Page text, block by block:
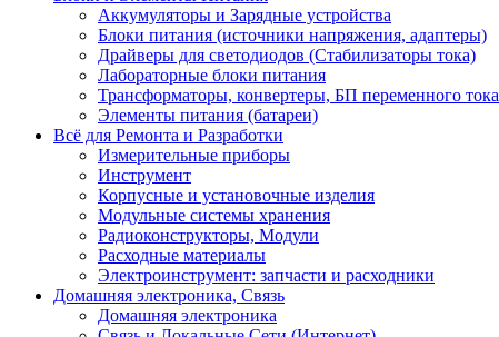
Аккумуляторы и Зарядные устройства
Блоки питания (источники напряжения, адаптеры)
Драйверы для светодиодов (Стабилизаторы тока)
Лабораторные блоки питания
Трансформаторы, конвертеры, БП переменного тока
Элементы питания (батареи)
Всё для Ремонта и Разработки
Измерительные приборы
Инструмент
Корпусные и установочные изделия
Модульные системы хранения
Радиоконструкторы, Модули
Расходные материалы
Электроинструмент: запчасти и расходники
Домашняя электроника, Связь
Домашняя электроника